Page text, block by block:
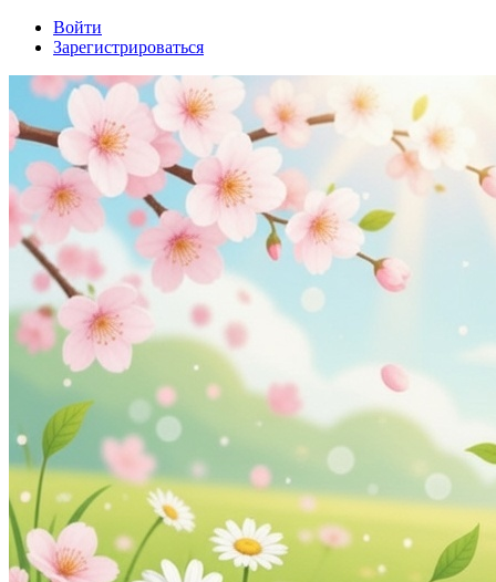
Войти
Зарегистрироваться